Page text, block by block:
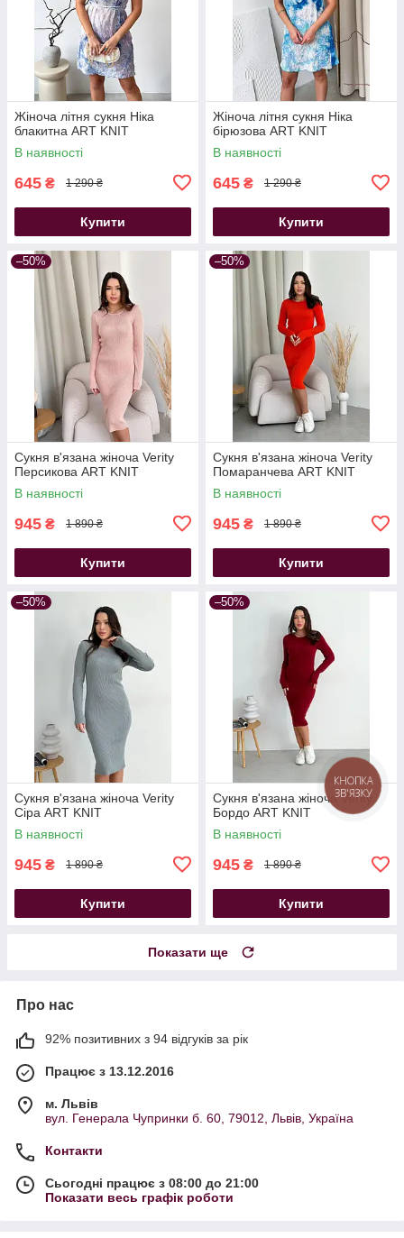
Жіноча літня сукня Ніка
блакитна ART KNIT
В наявності
645 ₴ 1 290 ₴
Купити
Жіноча літня сукня Ніка
бірюзова ART KNIT
В наявності
645 ₴ 1 290 ₴
Купити
–50%
Сукня в'язана жіноча Verity
Персикова ART KNIT
В наявності
945 ₴ 1 890 ₴
Купити
–50%
Сукня в'язана жіноча Verity
Помаранчева ART KNIT
В наявності
945 ₴ 1 890 ₴
Купити
–50%
Сукня в'язана жіноча Verity
Сіра ART KNIT
В наявності
945 ₴ 1 890 ₴
Купити
–50%
Сукня в'язана жіноча Verity
Бордо ART KNIT
В наявності
945 ₴ 1 890 ₴
Купити
Показати ще
Про нас
92% позитивних з 94 відгуків за рік
Працює з 13.12.2016
м. Львів
вул. Генерала Чупринки б. 60, 79012, Львів, Україна
Контакти
Сьогодні працює з 08:00 до 21:00
Показати весь графік роботи
КНОПКА
ЗВ'ЯЗКУ